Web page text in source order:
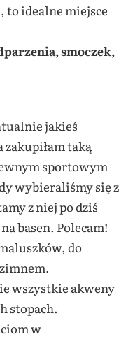
to idealne miejsce
smoczek,
jakieś
zakupiłam taką
sportowym
wybieraliśmy się z
z niej po dziś
basen. Polecam!
do
wszystkie akweny
stopach.
w